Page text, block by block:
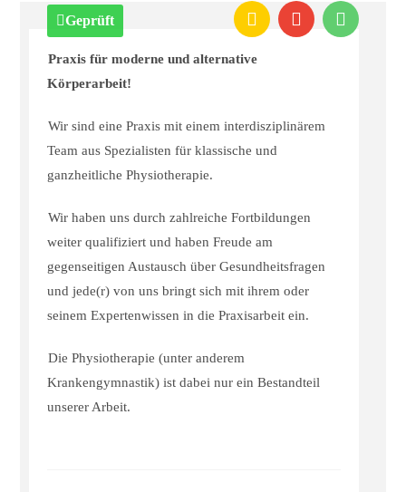
Geprüft
Praxis für moderne und alternative
Körperarbeit!
Wir sind eine Praxis mit einem interdisziplinärem
Team aus Spezialisten für klassische und
ganzheitliche Physiotherapie.
Wir haben uns durch zahlreiche Fortbildungen
weiter qualifiziert und haben Freude am
gegenseitigen Austausch über Gesundheitsfragen
und jede(r) von uns bringt sich mit ihrem oder
seinem Expertenwissen in die Praxisarbeit ein.
Die Physiotherapie (unter anderem
Krankengymnastik) ist dabei nur ein Bestandteil
unserer Arbeit.